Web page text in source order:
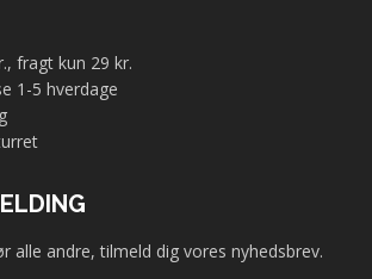
fragt kun 29 kr.
1-5 hverdage
alle andre, tilmeld dig vores nyhedsbrev.